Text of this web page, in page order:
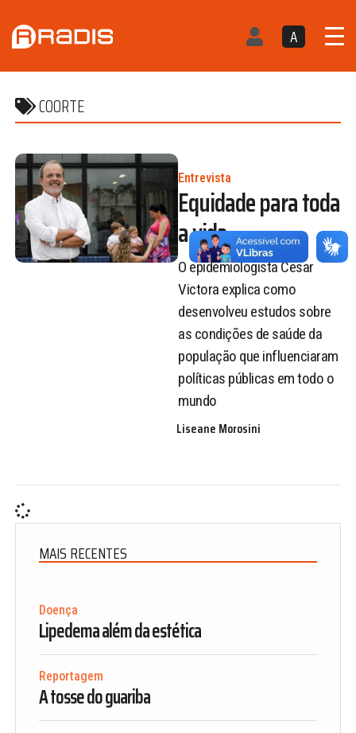
A
COORTE
Entrevista
Equidade para toda
a vida
O epidemiologista Cesar
Victora explica como
desenvolveu estudos sobre
as condições de saúde da
população que influenciaram
políticas públicas em todo o
mundo
Liseane Morosini
MAIS RECENTES
Doença
Lipedema além da estética
Reportagem
A tosse do guariba